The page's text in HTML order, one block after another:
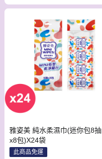
雅姿美 純水柔濕巾(迷你包8抽
x8包)X24袋
此商品免運